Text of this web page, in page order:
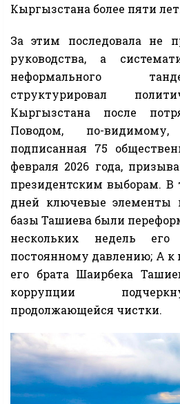
Кыргызстана более пяти
За этим последовала не
руководства, а
неформального
структурировал
Кыргызстана после
Поводом, по-
подписанная 75
февраля 2026 года,
президентским выборам. В
дней ключевые элементы
базы Ташиева были
нескольких недель его
постоянному давлению; А к
его брата Шаирбека
коррупции
продолжающейся чистки.